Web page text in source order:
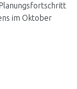
im Oktober